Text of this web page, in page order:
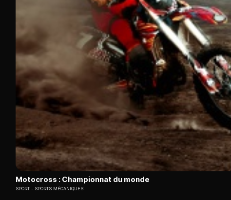
Motocross : Championnat du monde
SPORT SPORTS MÉCANIQUES